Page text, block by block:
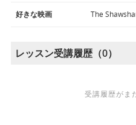
好きな映画 The
レッスン受講履歴（0）
受講履歴がま